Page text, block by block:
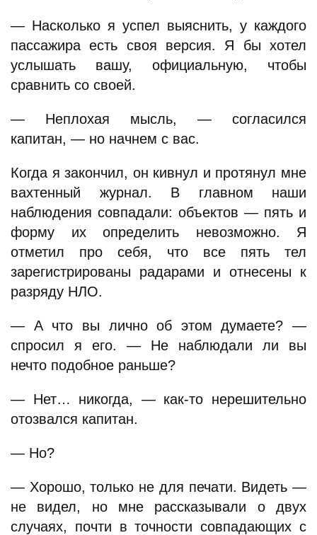
— Насколько я успел выяснить, у каждого
пассажира есть своя версия. Я бы хотел
услышать вашу, официальную, чтобы
сравнить со своей.
— Неплохая мысль, — согласился
капитан, — но начнем с вас.
Когда я закончил, он кивнул и протянул мне
вахтенный журнал. В главном наши
наблюдения совпадали: объектов — пять и
форму их определить невозможно. Я
отметил про себя, что все пять тел
зарегистрированы радарами и отнесены к
разряду НЛО.
— А что вы лично об этом думаете? —
спросил я его. — Не наблюдали ли вы
нечто подобное раньше?
— Нет… никогда, — как-то нерешительно
отозвался капитан.
— Но?
— Хорошо, только не для печати. Видеть —
не видел, но мне рассказывали о двух
случаях, почти в точности совпадающих с